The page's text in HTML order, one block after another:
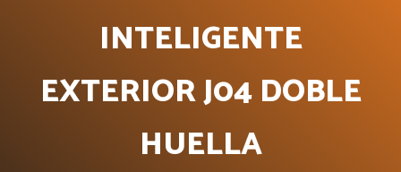
INTELIGENTE
EXTERIOR J04 DOBLE
HUELLA